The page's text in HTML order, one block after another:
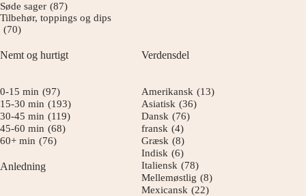
Søde sager (87)
Tilbehør, toppings og dips
(70)
Nemt og hurtigt
0-15 min (97)
15-30 min (193)
30-45 min (119)
45-60 min (68)
60+ min (76)
Anledning
Verdensdel
Amerikansk (13)
Asiatisk (36)
Dansk (76)
fransk (4)
Græsk (8)
Indisk (6)
Italiensk (78)
Mellemøstlig (8)
Mexicansk (22)